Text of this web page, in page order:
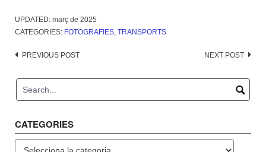
UPDATED: març de 2025
CATEGORIES: FOTOGRAFIES, TRANSPORTS
Post
PREVIOUS POST NEXT POST
CATEGORIES